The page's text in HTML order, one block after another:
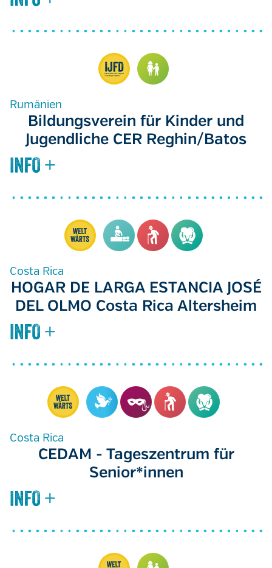
Rumänien
Bildungsverein für Kinder und
Jugendliche CER Reghin/Batos
Costa Rica
HOGAR DE LARGA ESTANCIA JOSÉ
DEL OLMO Costa Rica Altersheim
Costa Rica
CEDAM - Tageszentrum für
Senior*innen